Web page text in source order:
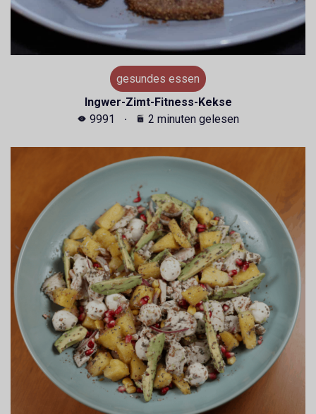
gesundes essen
Ingwer-Zimt-Fitness-Kekse
9991
2 minuten gelesen